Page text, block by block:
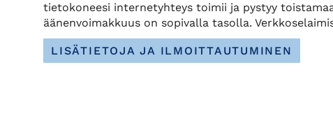
tietokoneesi internetyhteys toimii ja pystyy
äänenvoimakkuus on sopivalla tasolla.
LISÄTIETOJA JA ILMOITTAUTUMINEN